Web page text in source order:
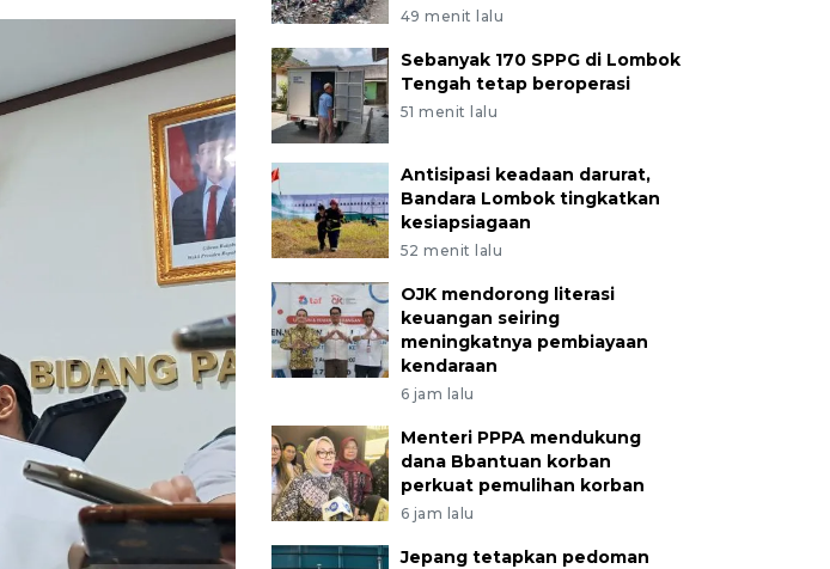
49 menit lalu
Sebanyak 170 SPPG di Lombok
Tengah tetap beroperasi
51 menit lalu
Antisipasi keadaan darurat,
Bandara Lombok tingkatkan
kesiapsiagaan
52 menit lalu
OJK mendorong literasi
keuangan seiring
meningkatnya pembiayaan
kendaraan
6 jam lalu
Menteri PPPA mendukung
dana Bbantuan korban
perkuat pemulihan korban
6 jam lalu
Jepang tetapkan pedoman